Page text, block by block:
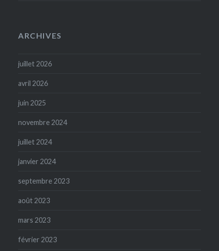
ARCHIVES
juillet 2026
avril 2026
juin 2025
novembre 2024
juillet 2024
janvier 2024
septembre 2023
août 2023
mars 2023
février 2023